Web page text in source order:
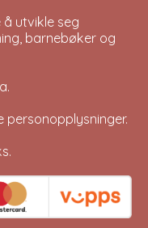
utvikle seg
barnebøker og
.
personopplysninger.
.